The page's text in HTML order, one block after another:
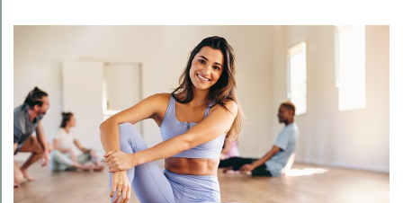
interiorul casei tale. Te va face să vrei ca momentele
trecătoare ale iernii să dureze mai mult timp.